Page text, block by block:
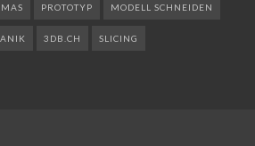
PROTOTYP MODELL SCHNEIDEN
3DB.CH SLICING